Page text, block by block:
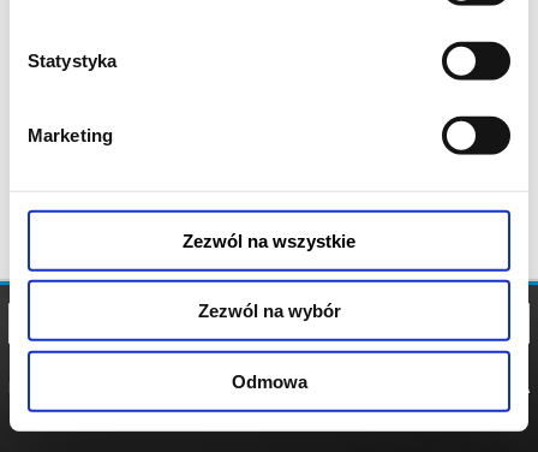
Statystyka
Marketing
Zezwól na wszystkie
Zezwól na wybór
Odmowa
POLITYKA
POLITYKA